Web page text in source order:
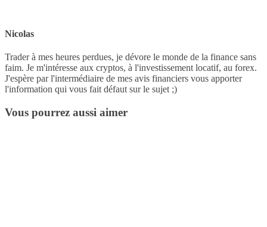
Nicolas
Trader à mes heures perdues, je dévore le monde de la finance sans
faim. Je m'intéresse aux cryptos, à l'investissement locatif, au forex.
J'espère par l'intermédiaire de mes avis financiers vous apporter
l'information qui vous fait défaut sur le sujet ;)
Vous pourrez aussi aimer